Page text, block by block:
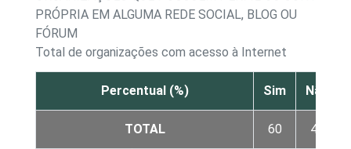
PRÓPRIA EM ALGUMA REDE SOCIAL, BLOG OU
FÓRUM
Total de organizações com acesso à Internet
Percentual (%) Sim Não
TOTAL 60 40